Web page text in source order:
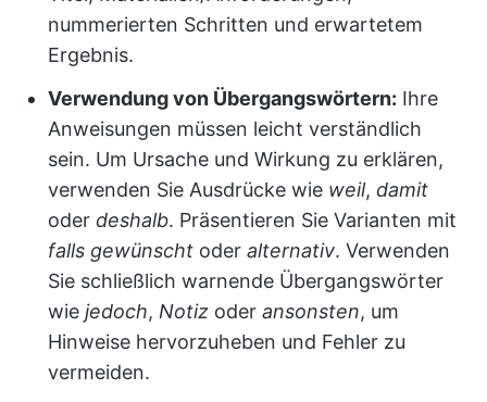
nummerierten Schritten und erwartetem
Ergebnis.
Verwendung von Übergangswörtern: Ihre
Anweisungen müssen leicht verständlich
sein. Um Ursache und Wirkung zu erklären,
verwenden Sie Ausdrücke wie weil, damit
oder deshalb. Präsentieren Sie Varianten mit
falls gewünscht oder alternativ. Verwenden
Sie schließlich warnende Übergangswörter
wie jedoch, Notiz oder ansonsten, um
Hinweise hervorzuheben und Fehler zu
vermeiden.